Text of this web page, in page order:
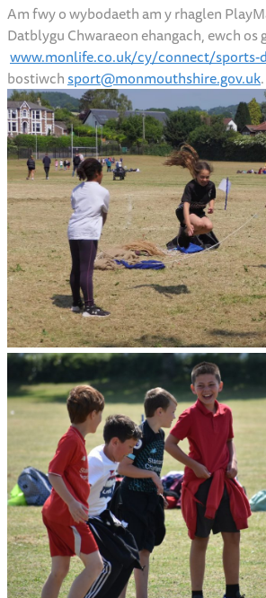
Am fwy o wybodaeth am y rhaglen
Datblygu Chwaraeon ehangach, ewch os
www.monlife.co.uk/cy/connect/sports-
bostiwchsport@monmouthshire.gov.uk.